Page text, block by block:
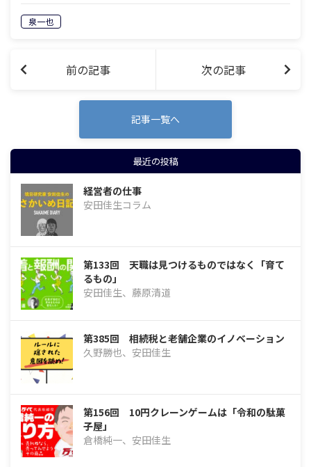
泉一也
前の記事 次の記事
記事一覧へ
最近の投稿
経営者の仕事
安田佳生コラム
第133回 天職は見つけるものではなく「育て
るもの」
安田佳生、藤原清道
第385回 相続税と老舗企業のイノベーション
久野勝也、安田佳生
第156回 10円クレーンゲームは「令和の駄菓
子屋」
倉橋純一、安田佳生